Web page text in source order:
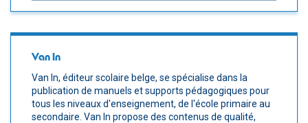
Van In
Van In, éditeur scolaire belge, se spécialise dans la
publication de manuels et supports pédagogiques pour
tous les niveaux d'enseignement, de l'école primaire au
secondaire. Van In propose des contenus de qualité,